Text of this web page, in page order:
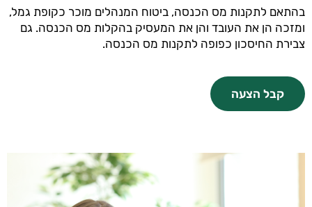
בהתאם לתקנות מס הכנסה, ביטוח המנהלים מוכר כקופת גמל,
ומזכה הן את העובד והן את המעסיק בהקלות מס הכנסה. גם
צבירת החיסכון כפופה לתקנות מס הכנסה.
קבל הצעה